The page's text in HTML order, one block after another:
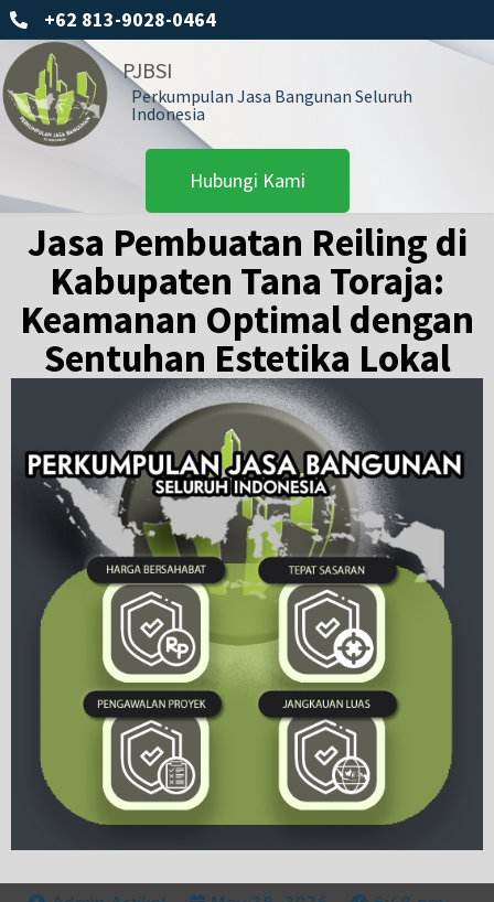
+62 813-9028-0464
PJBSI
Perkumpulan Jasa Bangunan Seluruh
Indonesia
Hubungi Kami
Jasa Pembuatan Reiling di
Kabupaten Tana Toraja:
Keamanan Optimal dengan
Sentuhan Estetika Lokal